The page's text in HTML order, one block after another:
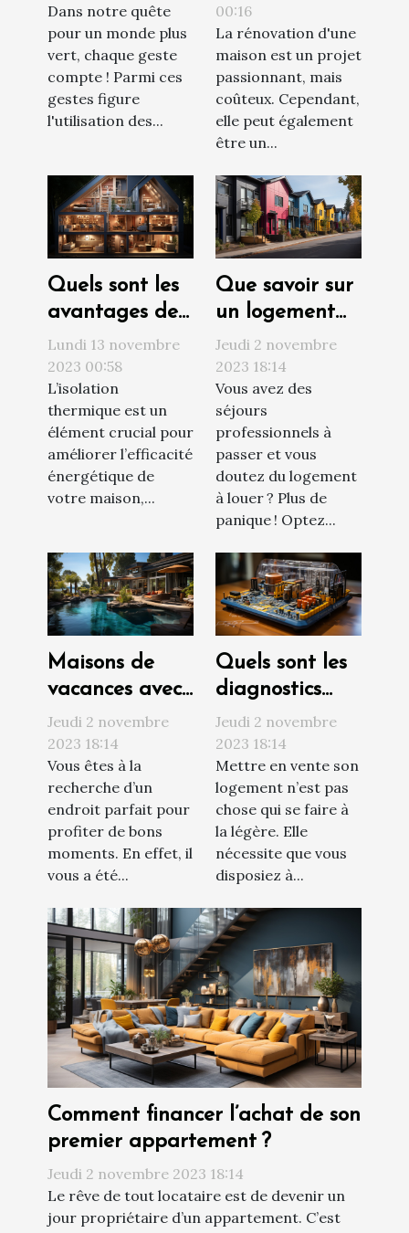
linge
Dans notre quête
pour un monde plus
vert, chaque geste
compte ! Parmi ces
gestes figure
l'utilisation des...
valeur de votre
propriété
00:16
La rénovation d'une
maison est un projet
passionnant, mais
coûteux. Cependant,
elle peut également
être un...
Quels sont les
avantages de
l’isolation
thermique par
l’intérieur pour
votre maison ?
Lundi 13 novembre
2023 00:58
L’isolation
thermique est un
élément crucial pour
améliorer l’efficacité
énergétique de
votre maison,...
Que savoir sur
un logement
social ?
Jeudi 2 novembre
2023 18:14
Vous avez des
séjours
professionnels à
passer et vous
doutez du logement
à louer ? Plus de
panique ! Optez...
Maisons de
vacances avec
piscine : où
trouvée ?
Jeudi 2 novembre
2023 18:14
Vous êtes à la
recherche d’un
endroit parfait pour
profiter de bons
moments. En effet, il
vous a été...
Quels sont les
diagnostics
techniques à
réaliser avant
de vendre son
appartement ?
Jeudi 2 novembre
2023 18:14
Mettre en vente son
logement n’est pas
chose qui se faire à
la légère. Elle
nécessite que vous
disposiez à...
Comment financer l’achat de son
premier appartement ?
Jeudi 2 novembre 2023 18:14
Le rêve de tout locataire est de devenir un
jour propriétaire d’un appartement. C’est